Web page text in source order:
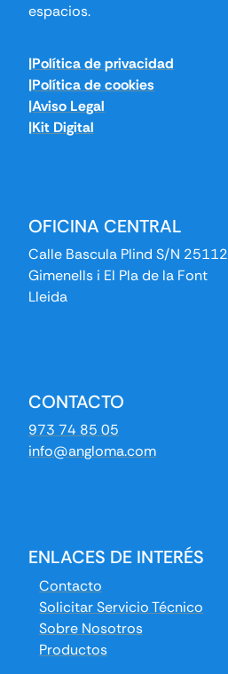
espacios.
|Política de privacidad
|Política de cookies
|Aviso Legal
|Kit Digital
OFICINA CENTRAL
Calle Bascula Plind S/N 25112
Gimenells i El Pla de la Font
Lleida
CONTACTO
973 74 85 05
info@angloma.com
ENLACES DE INTERÉS
Contacto
Solicitar Servicio Técnico
Sobre Nosotros
Productos